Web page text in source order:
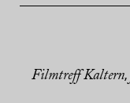
Filmtreff Kaltern,